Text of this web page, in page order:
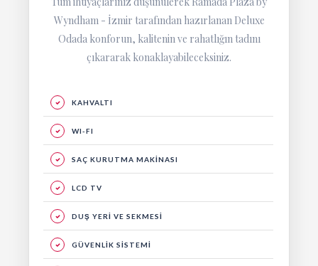
Wyndham - İzmir tarafından hazırlanan Deluxe
Odada konforun, kalitenin ve rahatlığın tadını
çıkararak konaklayabileceksiniz.
KAHVALTI
WI-FI
SAÇ KURUTMA MAKİNASI
LCD TV
DUŞ YERİ VE SEKMESİ
GÜVENLİK SİSTEMİ